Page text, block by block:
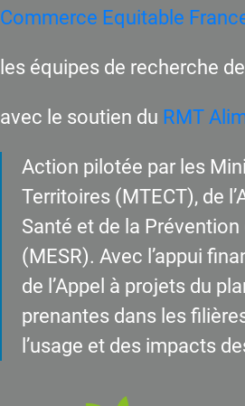
Commerce Equitable
les équipes de recherche de
avec le soutien du RMT
Action pilotée par les
Territoires (MTECT), de
Santé et de la Prévention
(MESR). Avec l’appui
de l’Appel à projets du
prenantes dans les
l’usage et des impacts